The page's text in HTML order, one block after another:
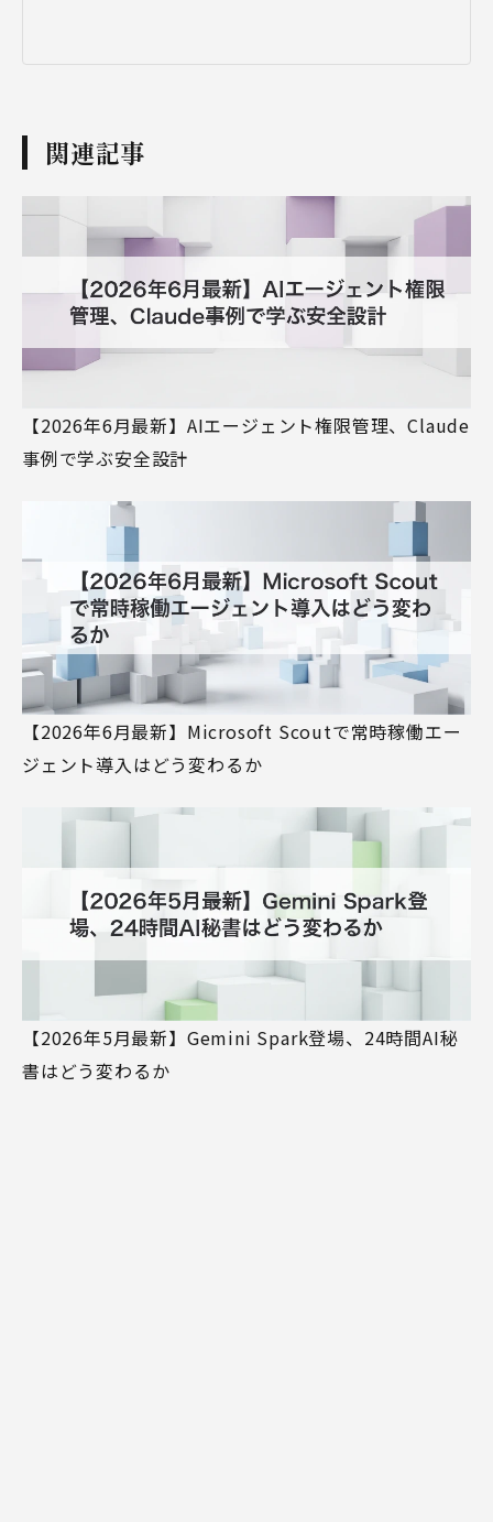
関連記事
【2026年6月最新】AIエージェント権限管理、Claude
事例で学ぶ安全設計
【2026年6月最新】Microsoft Scoutで常時稼働エー
ジェント導入はどう変わるか
【2026年5月最新】Gemini Spark登場、24時間AI秘
書はどう変わるか